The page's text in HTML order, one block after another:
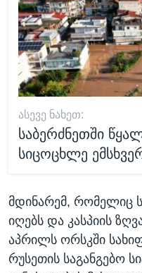
ᲐᲡᲔᲕᲔ ᲜᲐᲮᲔᲗ:
საბერძნეთში
სიცოცხლე
მდინარემ, რომელიც
იღებს და კასპიის
აპრილს ორსკში
რუსეთის საგანგებო